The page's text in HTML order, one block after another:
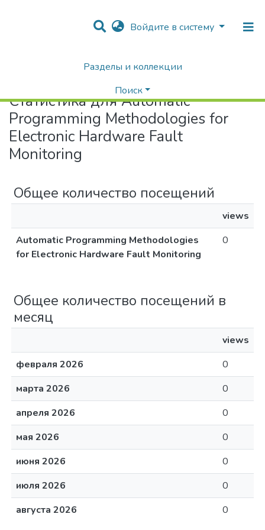
Войдите в систему
Разделы и коллекции
Поиск
Статистика
Статистика для Automatic
Programming Methodologies for
Electronic Hardware Fault
Monitoring
Общее количество посещений
views
Automatic Programming Methodologies
for Electronic Hardware Fault Monitoring
0
Общее количество посещений в
месяц
views
февраля 2026
0
марта 2026
0
апреля 2026
0
мая 2026
0
июня 2026
0
июля 2026
0
августа 2026
0